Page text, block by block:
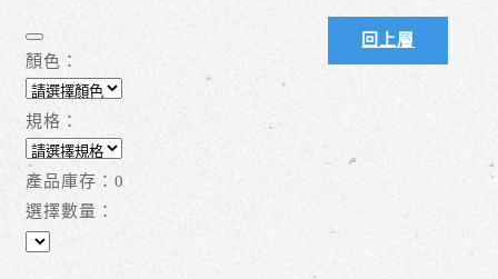
回上層
顏色：
規格：
產品庫存： 0
選擇數量：